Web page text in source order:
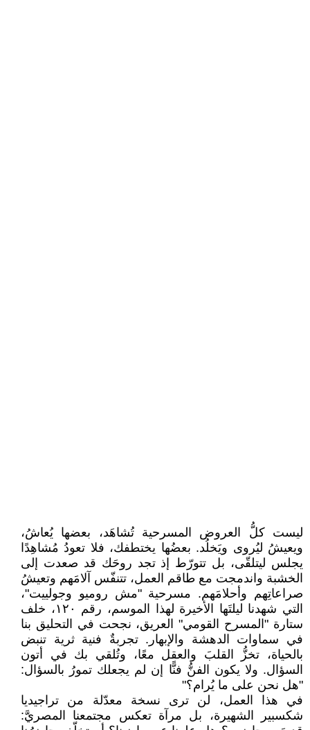
ليست كلُّ العروض المسرحية تُشاهَد، بعضها يُعاشُ،
ويعيشُ ليُروى ويَخلُد. بعضُها يختطفك، فلا تعودُ مُشاهِدًا
يجلس ليتلقّى، بل تتورّط إذ تجد روحَك قد صعدت إلى
الخشبة واندمجت مع طاقم العمل، تتنفّس آلامَهم وتعيشُ
صراعاتِهم وأحلامَهم. مسرحية "مش روميو وجولييت"،
التي شهدنا ليلتَها الأخيرة لهذا الموسم، رقم ١٢٠، خلف
ستارة "المسرح القومي" العريق، نجحت في التحليق بنا
في سماوات الدهشة والإبهار. تجربةٌ فنية ثرية تنبض
بالحياة، تخزُّ القلبَ والعقل معًا، وتُلقي بك في أتون
السؤال. ولا يكون الفنُّ فنًّا إن لم يجعلك تمورُ بالسؤال:
"هل نحن على ما يُرام؟"
في هذا العمل، لن ترى نسخة معدّلة من تراجيديا
شكسبير الشهيرة، بل مرآة تعكس مجتمعنا المصريَّ: